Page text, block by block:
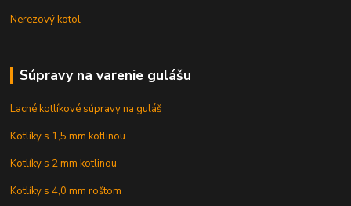
Nerezový kotol
Súpravy na varenie gulášu
Lacné kotlíkové súpravy na guláš
Kotlíky s 1,5 mm kotlinou
Kotlíky s 2 mm kotlinou
Kotlíky s 4,0 mm roštom